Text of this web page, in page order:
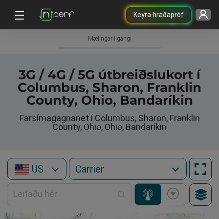
Keyra hraðapróf
Mælingar í gangi
3G / 4G / 5G útbreiðslukort í
Columbus, Sharon, Franklin
County, Ohio, Bandaríkin
Farsímagagnanet í Columbus, Sharon, Franklin
County, Ohio, Ohio, Bandaríkin
US